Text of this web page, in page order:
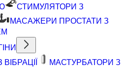
СТИМУЛЯТОРИ З
МАСАЖЕРИ ПРОСТАТИ З
МАСТУРБАТОРИ З